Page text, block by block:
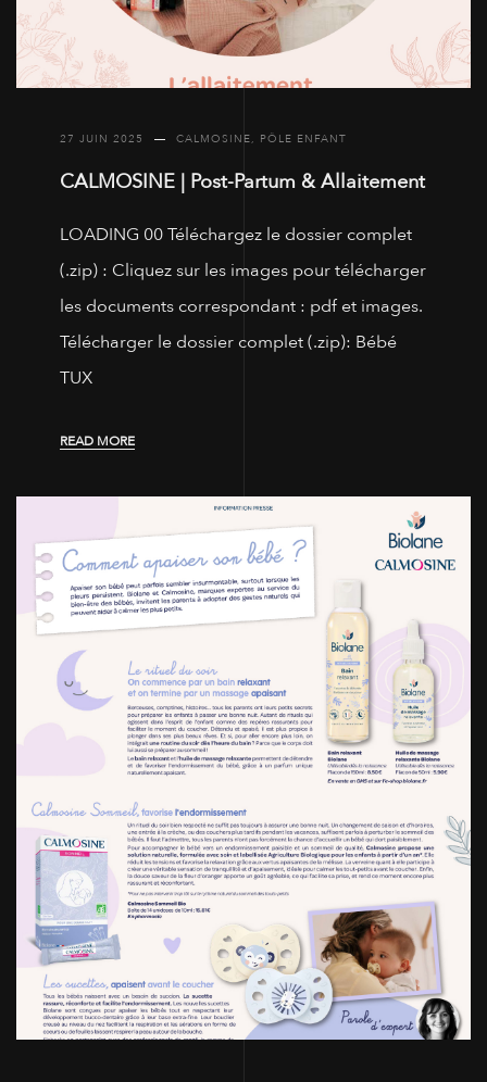
27 JUIN 2025 CALMOSINE, PÔLE ENFANT
CALMOSINE | Post-Partum & Allaitement
LOADING 00 Téléchargez le dossier complet
(.zip) : Cliquez sur les images pour télécharger
les documents correspondant : pdf et images.
Télécharger le dossier complet (.zip): Bébé
TUX
READ MORE